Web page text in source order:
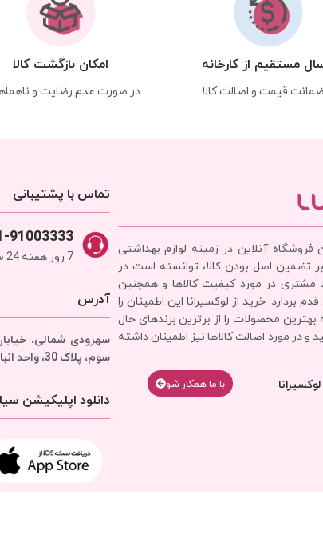
مستقیم از کارخانه
ضمانت قیمت و اصالت کالا
امکان بازگشت کالا
در صورت عدم رضایت و
فروشگاه آنلاین در زمینه لوازم بهداشتی
تضمین اصل بودن کالا، توانسته است در
مشتری در مورد کیفیت کالاها و همچنین
بردارد. خرید از لوکسیرانا این اطمینان را
محصولات را از برترین برندهای حال
و در مورد اصالت کالاها نیز اطمینان داشته
با‌‌ ما همکار شو
تماس با پشتیبانی
91003333
7 روز هفته 24 ساعته
آدرس
سهرودی شمالی،
سوم، پلاک 30، واحد انبار
دانلود اپلیکیشن